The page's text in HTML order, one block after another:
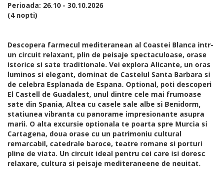
Perioada: 26.10 - 30.10.2026
(4 nopti)
Descopera farmecul mediteranean al Coastei Blanca intr-
un circuit relaxant, plin de peisaje spectaculoase, orase
istorice si sate traditionale. Vei explora Alicante, un oras
luminos si elegant, dominat de Castelul Santa Barbara si
de celebra Esplanada de Espana. Optional, poti descoperi
El Castell de Guadalest, unul dintre cele mai frumoase
sate din Spania, Altea cu casele sale albe si Benidorm,
statiunea vibranta cu panorame impresionante asupra
marii. O alta excursie optionala te poarta spre Murcia si
Cartagena, doua orase cu un patrimoniu cultural
remarcabil, catedrale baroce, teatre romane si porturi
pline de viata. Un circuit ideal pentru cei care isi doresc
relaxare, cultura si peisaje mediteraneene de neuitat.